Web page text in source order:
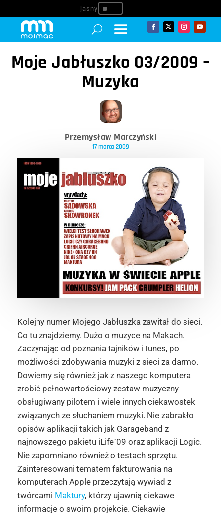
^
Moje Jabłuszko 03/2009 –
Muzyka
Przemysław Marczyński
17 marca 2009
Kolejny numer Mojego Jabłuszka zawitał do sieci.
Co tu znajdziemy. Dużo o muzyce na Makach.
Zaczynając od poznania tajników iTunes, po
możliwości zdobywania muzyki z sieci za darmo.
Dowiemy się również jak z naszego komputera
zrobić pełnowartościowy zestaw muzyczny
obsługiwany pilotem i wiele innych ciekawostek
związanych ze słuchaniem muzyki. Nie zabrakło
opisów aplikacji takich jak Garageband z
najnowszego pakietu iLife`09 oraz aplikacji Logic.
Nie zapomniano również o testach sprzętu.
Zainteresowani tematem fakturowania na
komputerach Apple przeczytają wywiad z
twórcami Maktury, którzy ujawnią ciekawe
informacje o swoim projekcie. Ciekawie